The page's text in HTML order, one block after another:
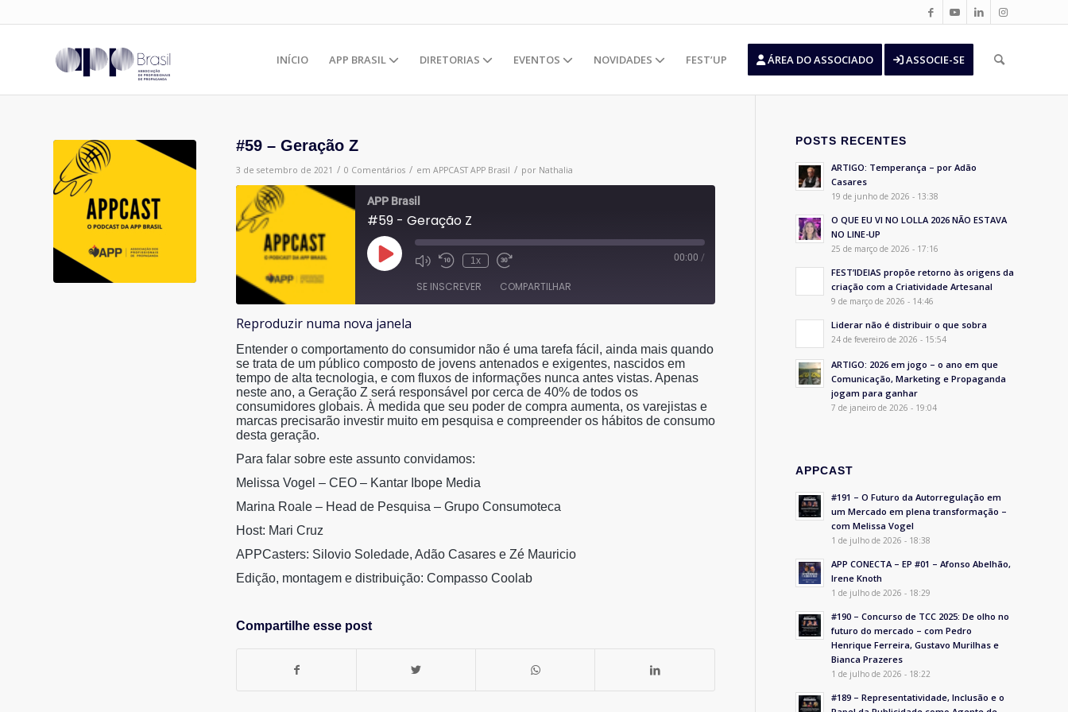
INÍCIO APP BRASIL DIRETORIAS EVENTOS NOVIDADES FEST’UP ÁREA DO ASSOCIADO ASSOCIE-SE
#59 – Geração Z
3 de setembro de 2021 / 0 Comentários / em APPCAST APP Brasil / por Nathalia
APP Brasil
#59 - Geração Z
Reproduzir
episódio
1x 00:00 /
SE INSCREVER COMPARTILHAR
FEED RSS
LINK
INCORPORAR
Reproduzir numa nova janela
Entender o comportamento do consumidor não é uma tarefa fácil, ainda mais quando
se trata de um público composto de jovens antenados e exigentes, nascidos em
tempo de alta tecnologia, e com fluxos de informações nunca antes vistas. Apenas
neste ano, a Geração Z será responsável por cerca de 40% de todos os
consumidores globais. À medida que seu poder de compra aumenta, os varejistas e
marcas precisarão investir muito em pesquisa e compreender os hábitos de consumo
desta geração.
Para falar sobre este assunto convidamos:
Melissa Vogel – CEO – Kantar Ibope Media
Marina Roale – Head de Pesquisa – Grupo Consumoteca
Host: Mari Cruz
APPCasters: Silovio Soledade, Adão Casares e Zé Mauricio
Edição, montagem e distribuição: Compasso Coolab
Compartilhe esse post
POSTS RECENTES
ARTIGO: Temperança – por Adão
Casares
19 de junho de 2026 - 13:38
O QUE EU VI NO LOLLA 2026 NÃO ESTAVA
NO LINE-UP
25 de março de 2026 - 17:16
FEST’IDEIAS propõe retorno às origens da
criação com a Criatividade Artesanal
9 de março de 2026 - 14:46
Liderar não é distribuir o que sobra
24 de fevereiro de 2026 - 15:54
ARTIGO: 2026 em jogo – o ano em que
Comunicação, Marketing e Propaganda
jogam para ganhar
7 de janeiro de 2026 - 19:04
APPCAST
#191 – O Futuro da Autorregulação em
um Mercado em plena transformação –
com Melissa Vogel
1 de julho de 2026 - 18:38
APP CONECTA – EP #01 – Afonso Abelhão,
Irene Knoth
1 de julho de 2026 - 18:29
#190 – Concurso de TCC 2025: De olho no
futuro do mercado – com Pedro
Henrique Ferreira, Gustavo Murilhas e
Bianca Prazeres
1 de julho de 2026 - 18:22
#189 – Representatividade, Inclusão e o